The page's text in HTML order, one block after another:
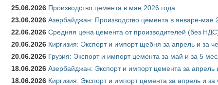
25.06.2026 Производство цемента в мае 2026 года
23.06.2026 Азербайджан: Производство цемента в январе-мае
22.06.2026 Средняя цена цемента от производителей (без
20.06.2026 Киргизия: Экспорт и импорт щебня за апрель и за
20.06.2026 Грузия: Экспорт и импорт цемента за май и за 5
18.06.2026 Азербайджан: Экспорт и импорт цемента за
18.06.2026 Киргизия: Экспорт и импорт цемента за апрель и